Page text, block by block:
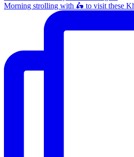
Morning strolling with 🛵 to visit these